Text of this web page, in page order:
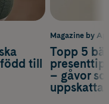
Magazine by
Topp 5
– gåvor
till